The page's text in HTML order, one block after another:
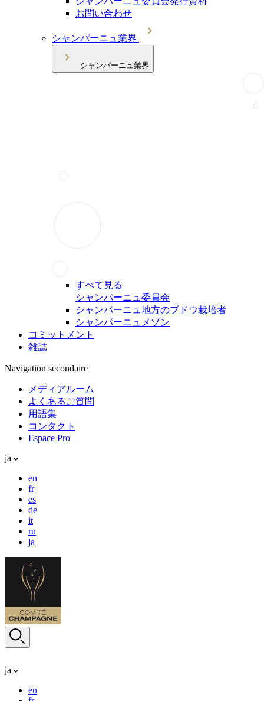
お問い合わせ
シャンパーニュ業界
シャンパーニュ業界
すべて見る
シャンパーニュ委員会
シャンパーニュ地方のブドウ栽培者
シャンパーニュメゾン
コミットメント
雑誌
Navigation secondaire
メディアルーム
よくあるご質問
用語集
コンタクト
Espace Pro
ja
en
fr
es
de
it
ru
ja
ja
en